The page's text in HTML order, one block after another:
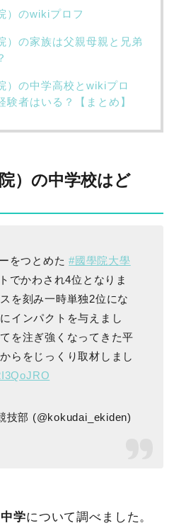
）のwikiプロフ
）の家族は父親母親と兄弟
）の中学高校とwikiプロ
験者はいる？【まとめ】
）の中学校はど
をつとめた#國學院大學
でかわされ4位となりま
を刻み一時単独2位にな
インパクトを与えまし
を注ぎ強くなってきた平
らをじっくり取材しまし
技部 (@kokudai_ekiden)
学について調べました。